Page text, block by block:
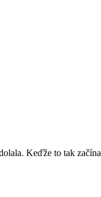
Keďže to tak